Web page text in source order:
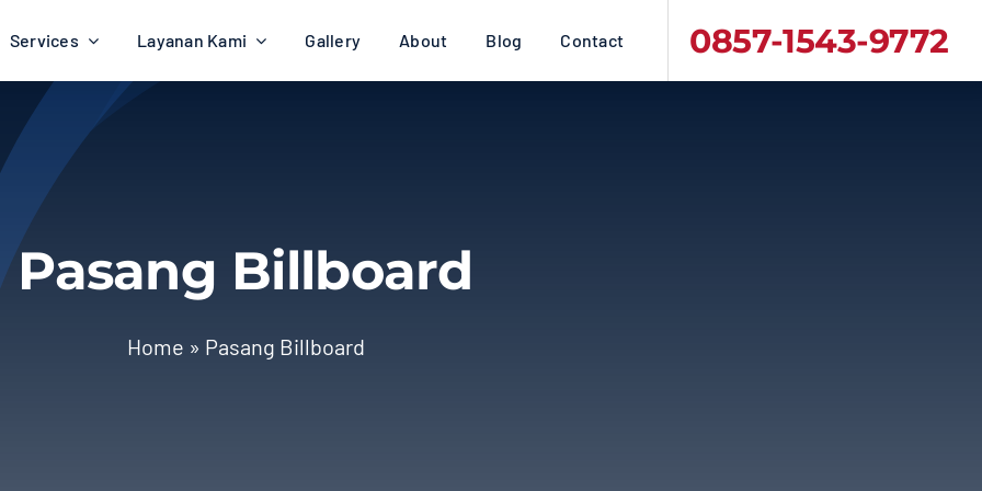
Services Layanan Kami Gallery About Blog Contact 0857-1543-9772
Pasang Billboard
Home » Pasang Billboard